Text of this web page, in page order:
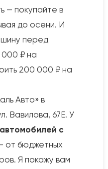
— покупайте в
до осени. И
перед
000 ₽ на
200 000 ₽ на
Авто» в
Вавилова, 67Е. У
с
от бюджетных
Я покажу вам